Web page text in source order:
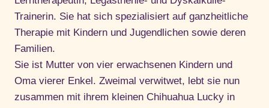
Trainerin. Sie hat sich spezialisiert auf ganzheitliche
Therapie mit Kindern und Jugendlichen sowie deren
Familien.
Sie ist Mutter von vier erwachsenen Kindern und
Oma vierer Enkel. Zweimal verwitwet, lebt sie nun
zusammen mit ihrem kleinen Chihuahua Lucky in